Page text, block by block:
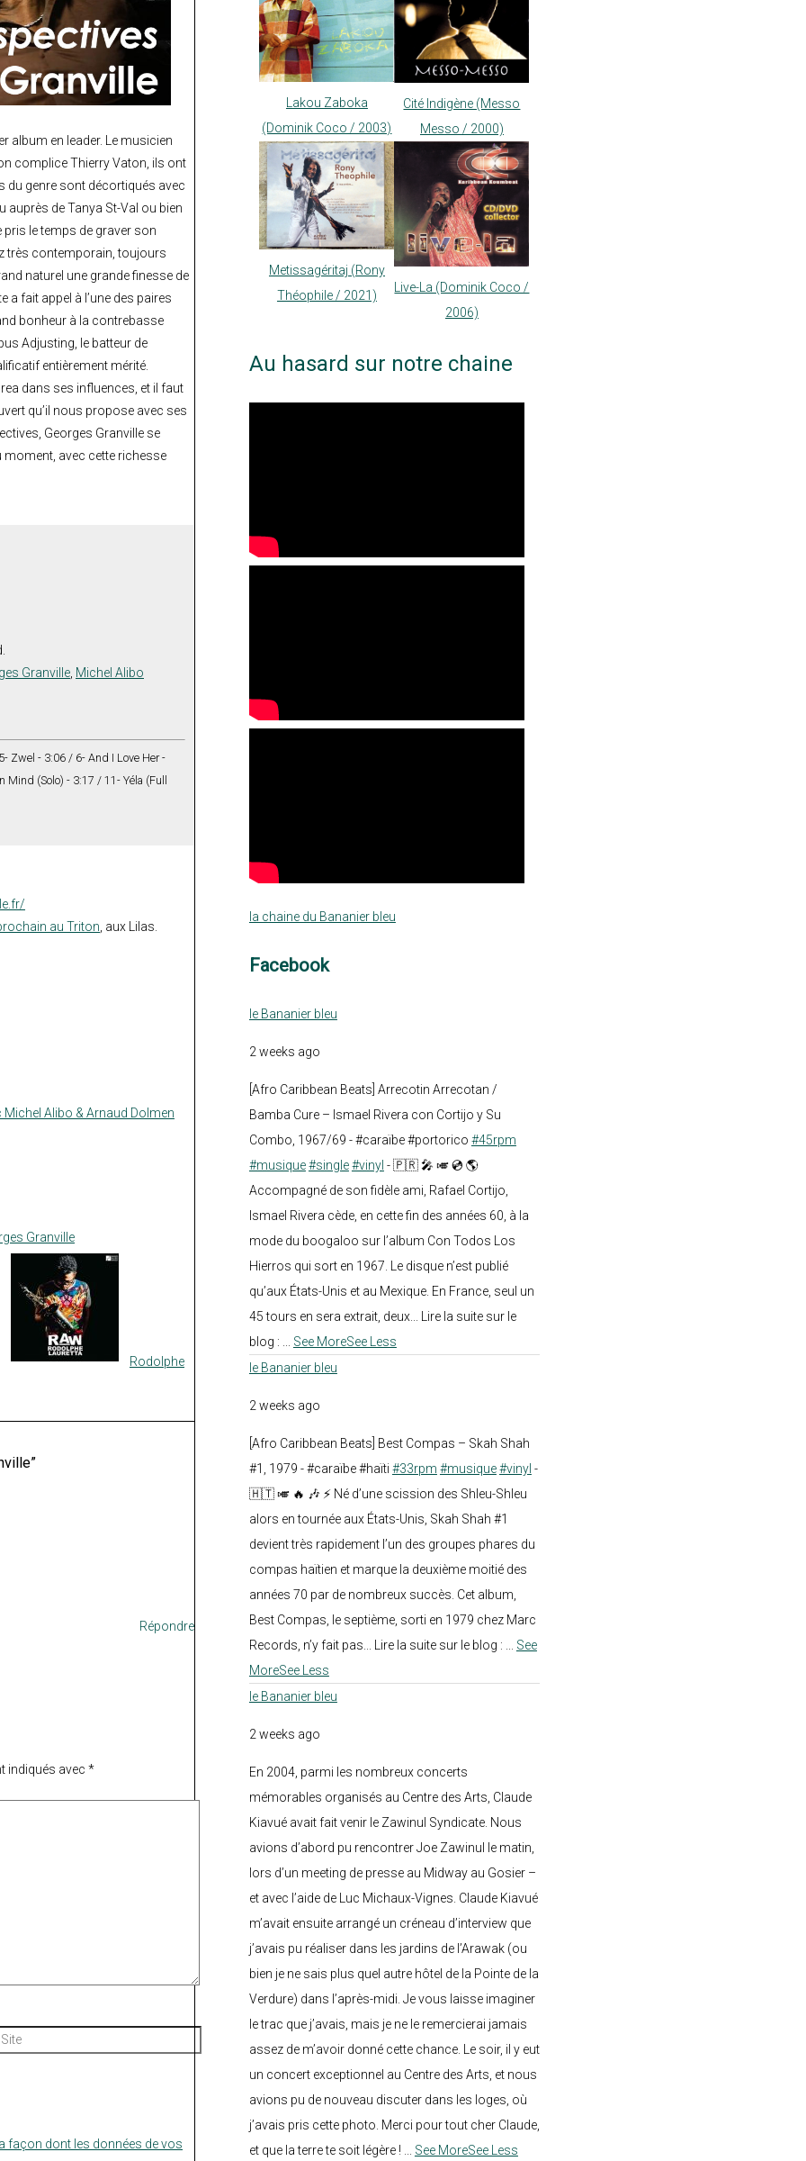
album en leader. Le musicien
complice Thierry Vaton, ils ont
du genre sont décortiqués avec
auprès de Tanya St-Val ou bien
le temps de graver son
très contemporain, toujours
naturel une grande finesse de
a fait appel à l’une des paires
bonheur à la contrebasse
Adjusting, le batteur de
entièrement mérité.
dans ses influences, et il faut
qu’il nous propose avec ses
Georges Granville se
moment, avec cette richesse
Granville Michel Alibo
Zwel - 3:06 / 6- And I Love Her -
(Solo) - 3:17 / 11- Yéla (Full
au Triton , aux Lilas.
Michel Alibo & Arnaud Dolmen
Granville
Rodolphe
Répondre
indiqués avec *
Site
façon dont les données de vos
Lakou Zaboka
(Dominik Coco / 2003)
Cité Indigène (Messo
Messo / 2000)
Metissagéritaj (Rony
Théophile / 2021)
Live-La (Dominik Coco /
2006)
Au hasard sur notre chaine
la chaine du Bananier bleu
Facebook
le Bananier bleu
2 weeks ago
[Afro Caribbean Beats] Arrecotin Arrecotan /
Bamba Cure – Ismael Rivera con Cortijo y Su
Combo, 1967/69 - #caraïbe #portorico #45rpm
#musique#single#vinyl - 🇵🇷 🎤 🎺 💿 🌎
Accompagné de son fidèle ami, Rafael Cortijo,
Ismael Rivera cède, en cette fin des années 60, à la
mode du boogaloo sur l’album Con Todos Los
Hierros qui sort en 1967. Le disque n’est publié
qu’aux États-Unis et au Mexique. En France, seul un
45 tours en sera extrait, deux... Lire la suite sur le
blog : ... See MoreSee Less
le Bananier bleu
2 weeks ago
[Afro Caribbean Beats] Best Compas – Skah Shah
#1, 1979 - #caraïbe #haïti #33rpm #musique#vinyl -
🇭🇹 🎺 🔥 🎶 ⚡ Né d’une scission des Shleu-Shleu
alors en tournée aux États-Unis, Skah Shah #1
devient très rapidement l’un des groupes phares du
compas haïtien et marque la deuxième moitié des
années 70 par de nombreux succès. Cet album,
Best Compas, le septième, sorti en 1979 chez Marc
Records, n’y fait pas... Lire la suite sur le blog : ... See
MoreSee Less
le Bananier bleu
2 weeks ago
En 2004, parmi les nombreux concerts
mémorables organisés au Centre des Arts, Claude
Kiavué avait fait venir le Zawinul Syndicate. Nous
avions d’abord pu rencontrer Joe Zawinul le matin,
lors d’un meeting de presse au Midway au Gosier –
et avec l’aide de Luc Michaux-Vignes. Claude Kiavué
m’avait ensuite arrangé un créneau d’interview que
j’avais pu réaliser dans les jardins de l’Arawak (ou
bien je ne sais plus quel autre hôtel de la Pointe de la
Verdure) dans l’après-midi. Je vous laisse imaginer
le trac que j’avais, mais je ne le remercierai jamais
assez de m’avoir donné cette chance. Le soir, il y eut
un concert exceptionnel au Centre des Arts, et nous
avions pu de nouveau discuter dans les loges, où
j’avais pris cette photo. Merci pour tout cher Claude,
et que la terre te soit légère ! ... See MoreSee Less